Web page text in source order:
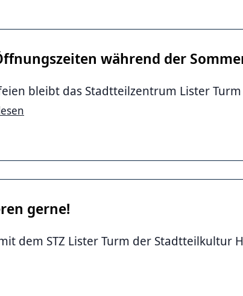
während der
bleibt das Stadtteilzentrum Lister
gerne!
dem STZ Lister Turm der Stadtteilkultur